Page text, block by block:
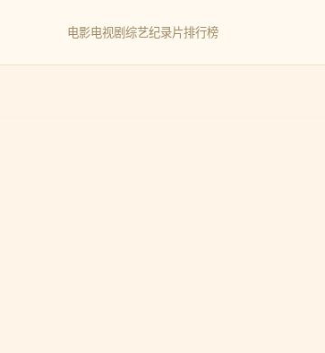
电影电视剧 综艺纪录片排行榜